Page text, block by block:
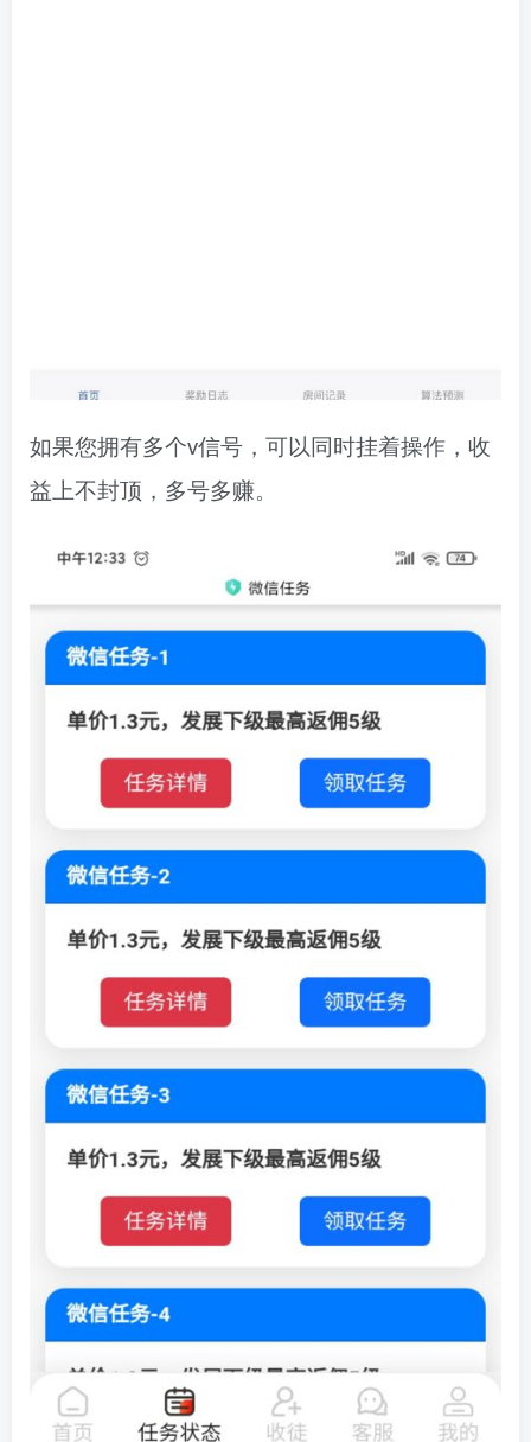
如果您拥有多个v信号，可以同时挂着操作，收
益上不封顶，多号多赚。